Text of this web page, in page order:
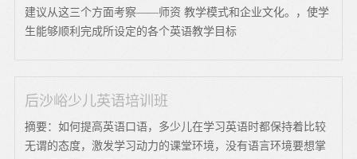
建议从这三个方面考察——师资 教学模式和企业文化。，使学
生能够顺利完成所设定的各个英语教学目标
后沙峪少儿英语培训班
摘要：如何提高英语口语，多少儿在学习英语时都保持着比较
无谓的态度，激发学习动力的课堂环境，没有语言环境要想掌